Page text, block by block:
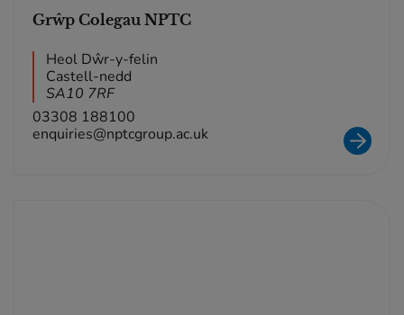
Grŵp Colegau NPTC
Heol Dŵr-y-felin
Castell-nedd
SA10 7RF
03308 188100
enquiries@nptcgroup.ac.uk